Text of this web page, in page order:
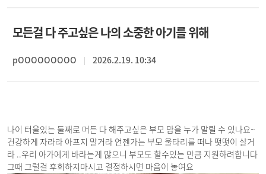
모든걸 다 주고싶은 나의 소중한 아기를 위해
pOOOOOOOOO 2026.2.19. 10:34
나이 터울있는 둘째로 머든 다 해주고싶은 부모 맘을 누가 말릴 수 있나요~
건강하게 자라라 아프지 말거라 언젠가는 부모 울타리를 떠나 떳떳이 살거
라 ..우리 아가에게 바라는게 많으니 부모도 할수있는 만큼 지원하려합니다
그때 그럴걸 후회하지마시고 결정하시면 마음이 놓여요